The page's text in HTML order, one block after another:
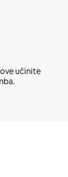
učinite